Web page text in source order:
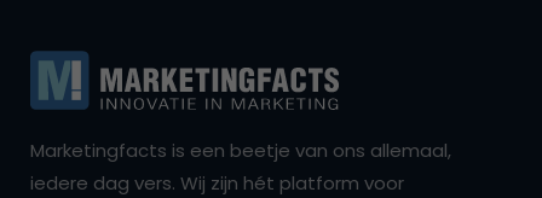
Marketingfacts is een beetje van ons allemaal,
iedere dag vers. Wij zijn hét platform voor